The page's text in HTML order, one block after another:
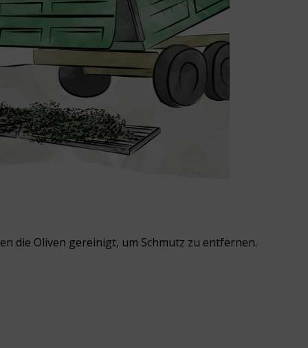
die Oliven gereinigt, um Schmutz zu entfernen.